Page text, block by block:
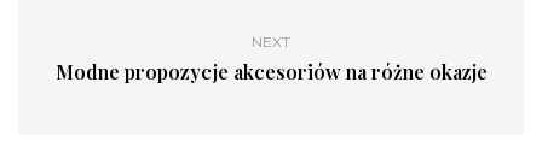
NEXT
Modne propozycje akcesoriów na różne okazje